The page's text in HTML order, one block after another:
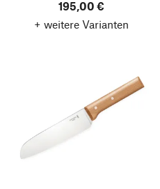
195,00 €
+ weitere Varianten